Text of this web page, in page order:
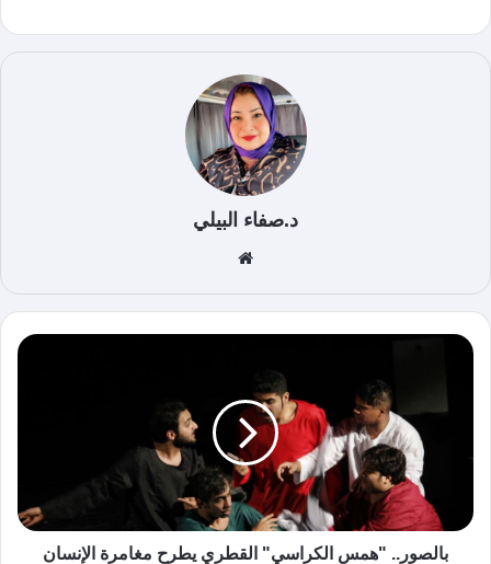
د.صفاء البيلي
الوي
ب
بالصور.. "همس الكراسي" القطري يطرح مغامرة الإنسان